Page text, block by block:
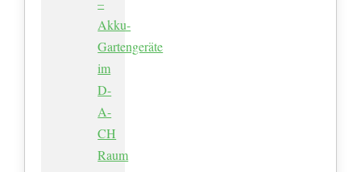
Akku-
Gartengeräte
im
D-
A-
CH
Raum